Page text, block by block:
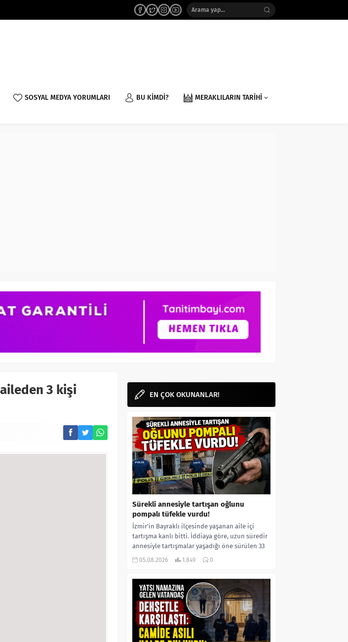
SOSYAL MEDYA YORUMLARI BU KİMDİ? MERAKLILARIN TARİHİ
3 kişi
EN ÇOK OKUNANLAR!
Sürekli annesiyle tartışan oğlunu
pompalı tüfekle vurdu!
İzmir’in Bayraklı ilçesinde yaşanan aile içi
tartışma kanlı bitti. İddiaya göre, uzun süredir
annesiyle tartışmalar yaşadığı öne sürülen 33
yaşındaki...
05.08.2026 1.849 0